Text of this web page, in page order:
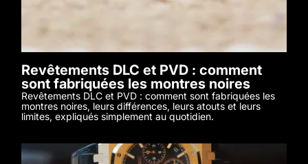
Revêtements DLC et PVD : comment
sont fabriquées les montres noires
Revêtements DLC et PVD : comment sont fabriquées les
montres noires, leurs différences, leurs atouts et leurs
limites, expliqués simplement au quotidien.